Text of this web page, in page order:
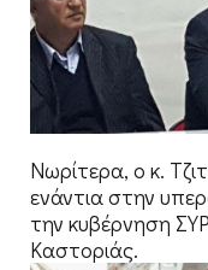
Νωρίτερα, ο κ.
ενάντια στην
την κυβέρνηση
Καστοριάς.